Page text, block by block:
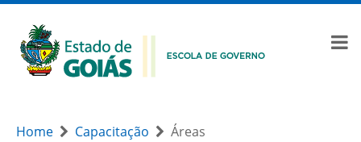
Home Capacitação Áreas